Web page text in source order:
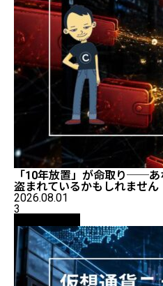
「10年放置」が命取り──あ
盗まれているかもしれませ
2026.08.01
3